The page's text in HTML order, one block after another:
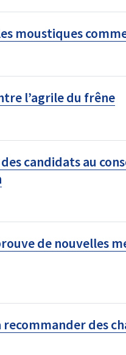
moustiques
l’agrile du frêne
candidats au
de nouvelles
recommander des